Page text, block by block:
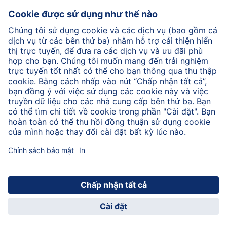
Có hàng ngàn giống cà chua. HiPP chế biến tất cả các
loại cà chua, cả loại hình bầu dục và tròn. Cây cà chua
của chúng tôi không được đặt để cho chúng mọc
thẳng lên mà mọc dọc theo mặt đất trên khắp cánh
đồng. Để giữ hương vị cà chua đặc trưng, cà chua
được chế biến ở các quốc gia tương ứng ngay sau khi
thu hoạch.
Trở lại đầu trang
© 2026 HiPP